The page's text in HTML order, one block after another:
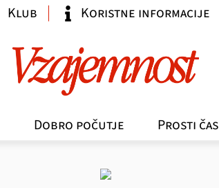
Dobro počutje Prosti čas
Klub Koristne informacije